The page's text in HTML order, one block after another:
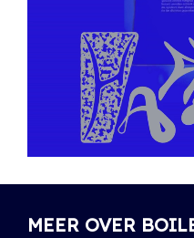
MEER OVER